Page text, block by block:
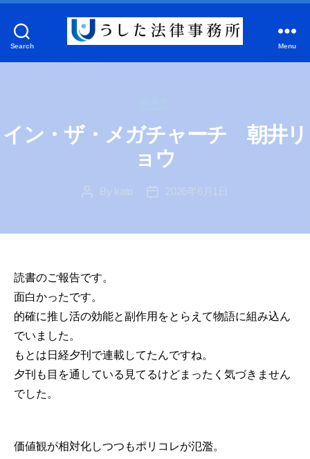
Search
事
務
所
Menu
イン・ザ・メガチャーチ 朝井リ
ョウ
PostBy kato
Post2026年6月1日
読書のご報告です。
面白かったです。
的確に推し活の効能と副作用をとらえて物語に組み込ん
でいました。
もとは日経夕刊で連載してたんですね。
夕刊も目を通している見てるけどまったく気づきません
でした。
価値観が相対化しつつもポリコレが氾濫。